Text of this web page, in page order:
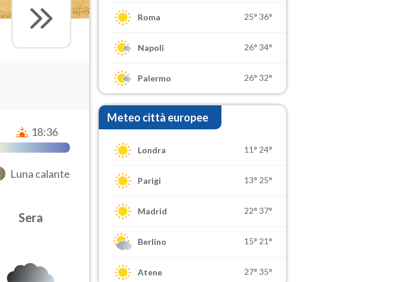
18:36
Luna calante
Sera
Roma 25° 36°
Napoli 26° 34°
Palermo 26° 32°
Meteo città europee
Londra 11° 24°
Parigi 13° 25°
Madrid 22° 37°
Berlino 15° 21°
Atene 27° 35°